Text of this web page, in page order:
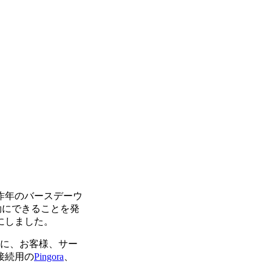
年のバースデーウ
できることを発
ました。
、お客様、サー
続用のPingora、